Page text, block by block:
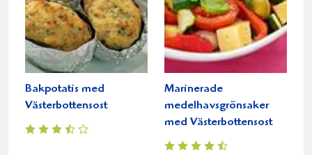
Bakpotatis med
Västerbottensost
Marinerade
medelhavsgrönsaker
med Västerbottensost